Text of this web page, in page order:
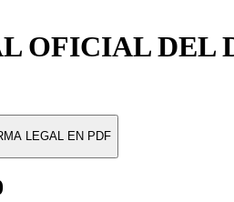
OFICIAL DEL
LEGAL EN PDF